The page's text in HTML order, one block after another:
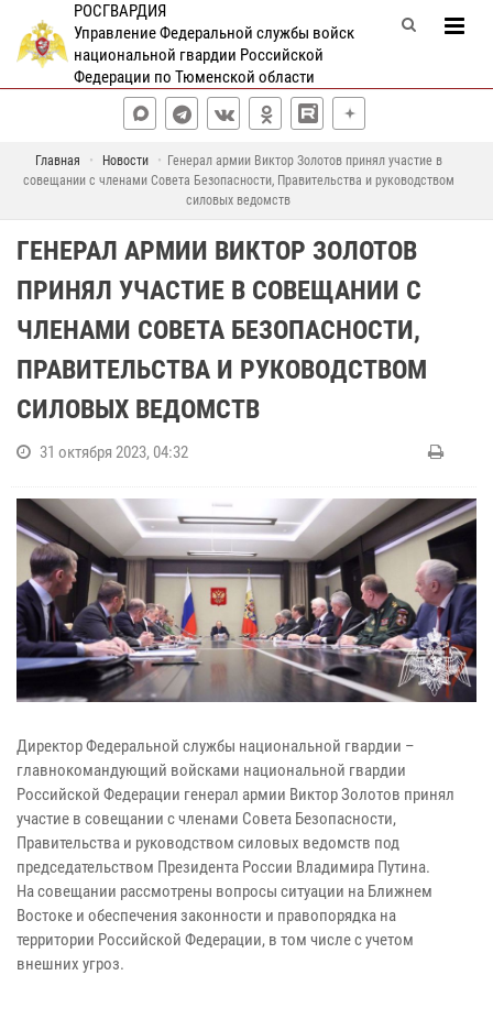
РОСГВАРДИЯ
Управление Федеральной службы войск
национальной гвардии Российской
Федерации по Тюменской области
Главная Новости
Генерал армии Виктор Золотов принял участие в
совещании с членами Совета Безопасности, Правительства и руководством
силовых ведомств
ГЕНЕРАЛ АРМИИ ВИКТОР ЗОЛОТОВ
ПРИНЯЛ УЧАСТИЕ В СОВЕЩАНИИ С
ЧЛЕНАМИ СОВЕТА БЕЗОПАСНОСТИ,
ПРАВИТЕЛЬСТВА И РУКОВОДСТВОМ
СИЛОВЫХ ВЕДОМСТВ
31 октября 2023, 04:32
Директор Федеральной службы национальной гвардии –
главнокомандующий войсками национальной гвардии
Российской Федерации генерал армии Виктор Золотов принял
участие в совещании с членами Совета Безопасности,
Правительства и руководством силовых ведомств под
председательством Президента России Владимира Путина.
На совещании рассмотрены вопросы ситуации на Ближнем
Востоке и обеспечения законности и правопорядка на
территории Российской Федерации, в том числе с учетом
внешних угроз.